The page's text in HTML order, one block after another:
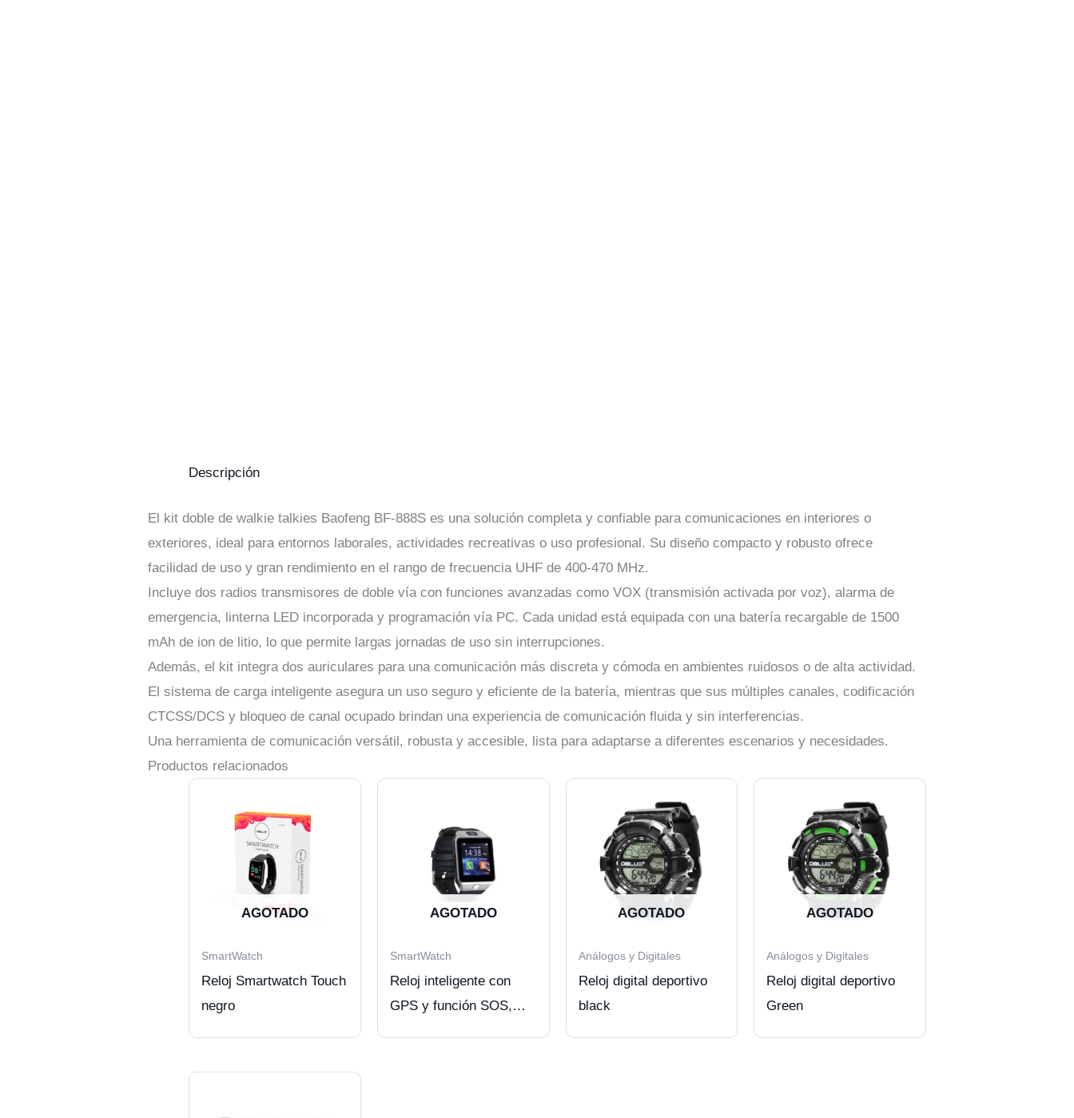
Descripción
El kit doble de walkie talkies Baofeng BF-888S es una solución completa y confiable para comunicaciones en interiores o
exteriores, ideal para entornos laborales, actividades recreativas o uso profesional. Su diseño compacto y robusto ofrece
facilidad de uso y gran rendimiento en el rango de frecuencia UHF de 400-470 MHz.
Incluye dos radios transmisores de doble vía con funciones avanzadas como VOX (transmisión activada por voz), alarma de
emergencia, linterna LED incorporada y programación vía PC. Cada unidad está equipada con una batería recargable de 1500
mAh de ion de litio, lo que permite largas jornadas de uso sin interrupciones.
Además, el kit integra dos auriculares para una comunicación más discreta y cómoda en ambientes ruidosos o de alta actividad.
El sistema de carga inteligente asegura un uso seguro y eficiente de la batería, mientras que sus múltiples canales, codificación
CTCSS/DCS y bloqueo de canal ocupado brindan una experiencia de comunicación fluida y sin interferencias.
Una herramienta de comunicación versátil, robusta y accesible, lista para adaptarse a diferentes escenarios y necesidades.
Productos relacionados
AGOTADO
SmartWatch
Reloj Smartwatch Touch
negro
AGOTADO
SmartWatch
Reloj inteligente con
GPS y función SOS,
AGOTADO
Análogos y Digitales
Reloj digital deportivo
black
AGOTADO
Análogos y Digitales
Reloj digital deportivo
Green